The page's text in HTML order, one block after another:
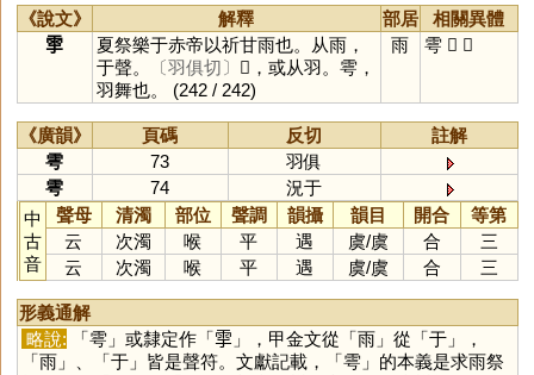
《說文》 解釋 部居
相關異體
𩁹
夏祭樂于赤帝以祈甘雨也。从雨，
于聲。
〔羽俱切〕
𦏴，或从羽。雩，
羽舞也。 (242 / 242)
雨 雩 𦏴 𦏻
《廣韻》 頁碼 反切
註解
雩
73
羽俱
雩
74
況于
中
古
音
聲母 清濁 部位 聲調 韻攝 韻目 開合
等第
云
次濁 喉 平 遇 虞/虞 合
三
云
次濁 喉 平 遇 虞/虞 合 三
形義通解
略說: 「雩」或隸定作「𩁹 」，甲金文從「雨」從「于」，
「雨」、「于」皆是聲符。文獻記載，「雩」的本義是求雨祭